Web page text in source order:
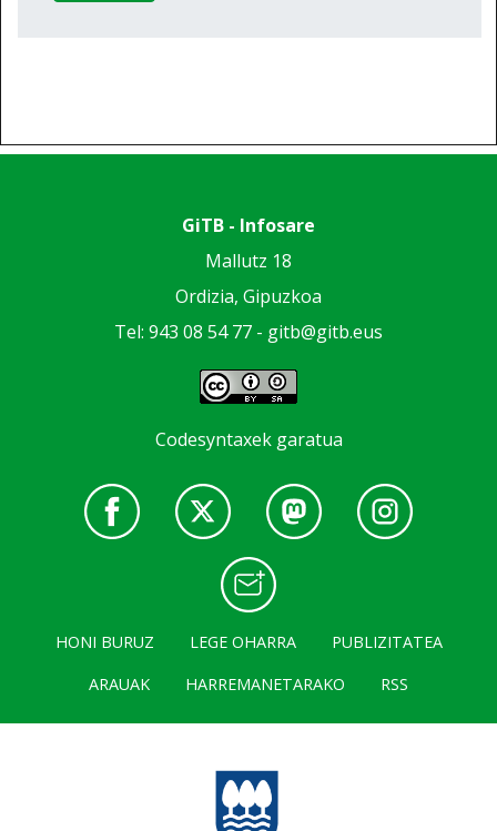
GiTB - Infosare
Mallutz 18
Ordizia, Gipuzkoa
Tel: 943 08 54 77 - gitb@gitb.eus
Codesyntaxek garatua
HONI BURUZ LEGE OHARRA
PUBLIZITATEA
ARAUAK
HARREMANETARAKO RSS